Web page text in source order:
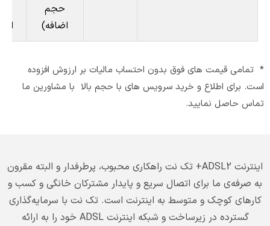
حجم
اضافه)
* تمامی قیمت های فوق بدون احتساب مالیات بر ارزوش افزوده
است. برای اطلاع و خرید سرویس های با حجم بالا با مشاورین ما
تماس حاصل نمایید.
اینترنت ADSL2+ تک نت راهکاری محبوب، پرطرفدار و البته مقرون
به صرفه‌ی ما برای اتصال سریع و پایدار مشترکان خانگی و کسب و
کارهای کوچک و متوسط به اینترنت است. تک نت با سرمایه‌گذاری
گسترده در زیرساخت و شبکه اینترنت ADSL خود را به ارائه